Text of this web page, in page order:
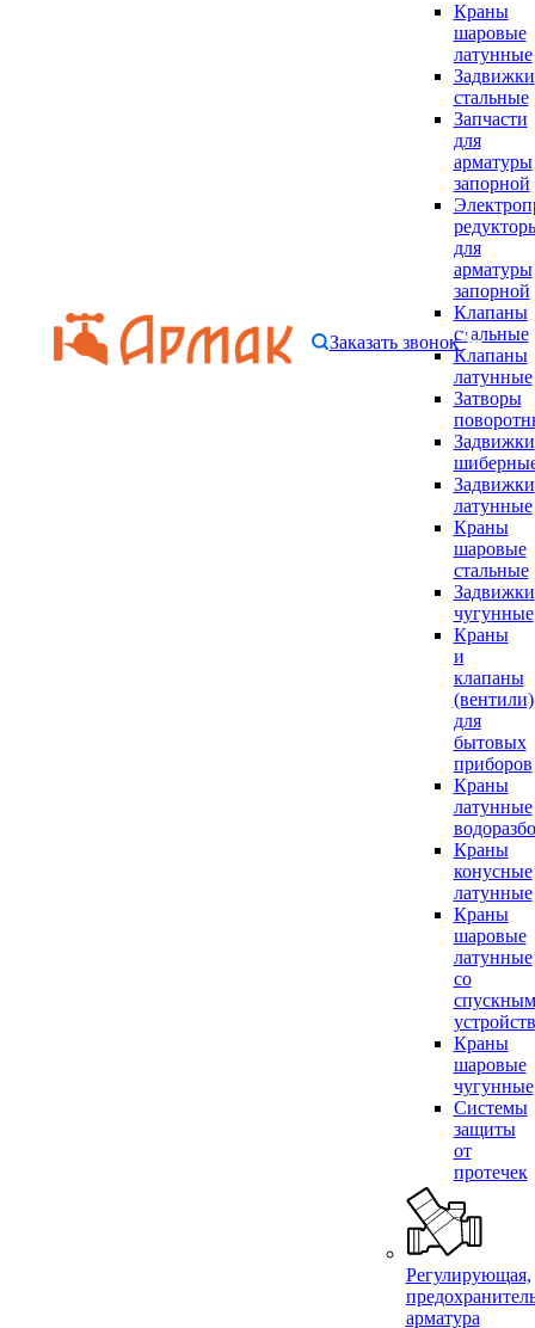
Краны
шаровые
латунные
Задвижки
стальные
Запчасти
для
арматуры
запорной
для
арматуры
запорной
Клапаны
стальные
Клапаны
латунные
Затворы
Задвижки
Задвижки
латунные
Краны
шаровые
стальные
Задвижки
чугунные
Краны
и
клапаны
(вентили)
для
бытовых
приборов
Краны
латунные
Краны
конусные
латунные
Краны
шаровые
латунные
со
спускным
Краны
шаровые
чугунные
Системы
защиты
от
протечек
Регулирующая,
арматура
Заказать звонок